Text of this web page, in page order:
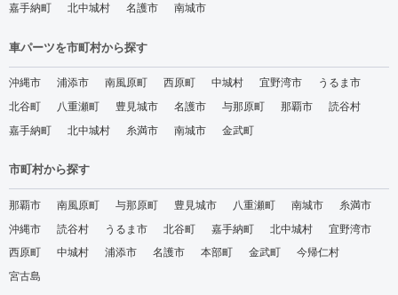
嘉手納町
北中城村 名護市 南城市
車パーツを市町村から探す
沖縄市 浦添市 南風原町 西原町 中城村 宜野湾市
うるま市
北谷町
八重瀬町 豊見城市 名護市 与那原町 那覇市
読谷村
嘉手納町
北中城村 糸満市 南城市 金武町
市町村から探す
那覇市 南風原町 与那原町 豊見城市 八重瀬町 南城市
糸満市
沖縄市
読谷村 うるま市 北谷町 嘉手納町 北中城村
宜野湾市
西原町
中城村 浦添市 名護市 本部町 金武町
今帰仁村
宮古島